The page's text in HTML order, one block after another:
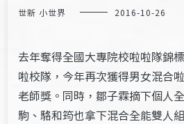
世新 小世界 2016-10-26
去年奪得全國大專院校啦啦隊錦
啦校隊，今年再次獲得男女混合
老師獎。同時，鄒子霖摘下個人
駒、駱和筠也拿下混合全能雙人